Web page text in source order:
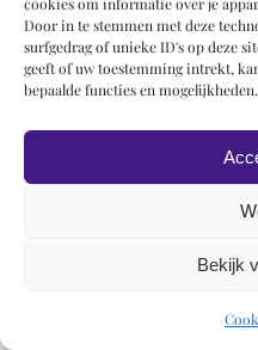
Door in te stemmen met deze
surfgedrag of unieke ID's op deze
geeft of uw toestemming intrekt,
bepaalde functies en mogelijkheden.
Bekijk
© 2019 Roel Wiechers